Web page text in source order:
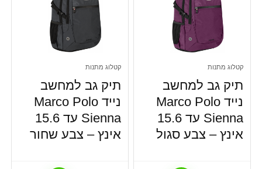
קטלוג מתנות
תיק גב למחשב
נייד Marco Polo
Sienna עד 15.6
אינץ – צבע סגול
קטלוג מתנות
תיק גב למחשב
נייד Marco Polo
Sienna עד 15.6
אינץ – צבע שחור